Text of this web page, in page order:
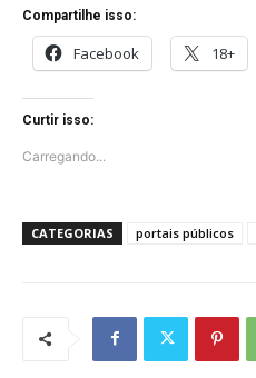
Compartilhe isso:
Facebook 18+
Curtir isso:
Carregando...
CATEGORIAS portais públicos